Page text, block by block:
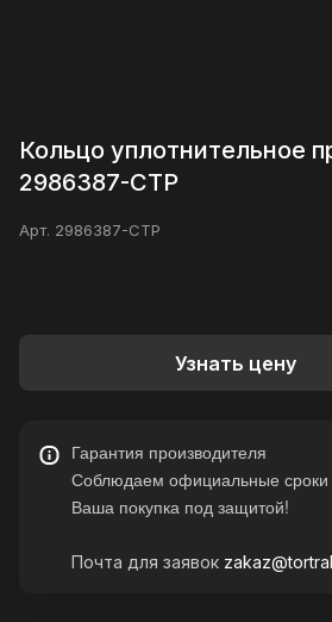
Кольцо уплотнительное
2986387-CTP
Арт. 2986387-CTP
Узнать цену
Гарантия производителя
Соблюдаем официальные сроки
Ваша покупка под защитой!
Почта для заявок